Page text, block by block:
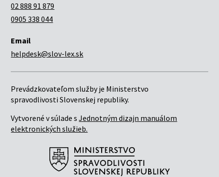
02 888 91 879
0905 338 044
Email
helpdesk@slov-lex.sk
Prevádzkovateľom služby je Ministerstvo
spravodlivosti Slovenskej republiky.
Vytvorené v súlade sJednotným dizajn manuálom
elektronických služieb.